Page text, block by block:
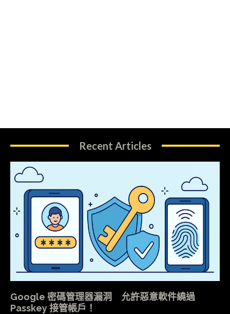
Recent Articles
Google 密碼管理器漏洞 允許惡意軟件繞過
Passkey 接管帳戶！